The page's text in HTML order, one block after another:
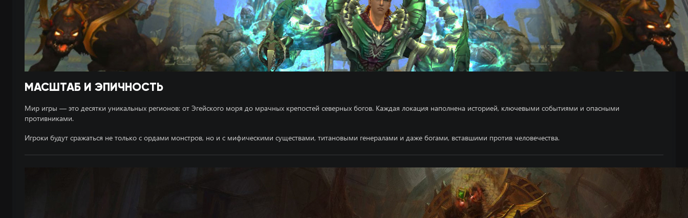
МАСШТАБ И ЭПИЧНОСТЬ
Мир игры — это десятки уникальных регионов: от Эгейского моря до мрачных крепостей северных богов. Каждая локация наполнена историей, ключевыми событиями и опасными
противниками.
Игроки будут сражаться не только с ордами монстров, но и с мифическими существами, титановыми генералами и даже богами, вставшими против человечества.
СКАЧАТЬ ФАЙЛЫ
В пути к игровому клиенту не должно быть кириллицы!